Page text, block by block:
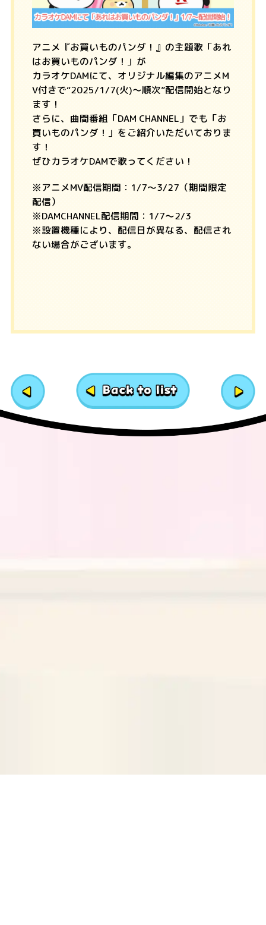
アニメ『お買いものパンダ！』の主題歌「あれ
はお買いものパンダ！」が
カラオケDAMにて、オリジナル編集のアニメM
V付きで“2025/1/7(火)～順次”配信開始となり
ます！
さらに、曲間番組「DAM CHANNEL」でも「お
買いものパンダ！」をご紹介いただいておりま
す！
ぜひカラオケDAMで歌ってください！
※アニメMV配信期間：1/7～3/27（期間限定
配信）
※DAMCHANNEL配信期間：1/7～2/3
※設置機種により、配信日が異なる、配信され
ない場合がございます。